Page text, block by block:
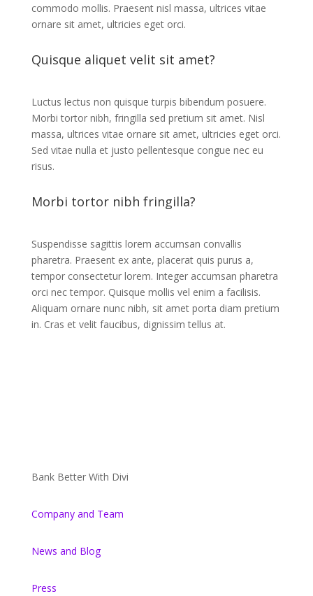
commodo mollis. Praesent nisl massa, ultrices vitae
ornare sit amet, ultricies eget orci.
Quisque aliquet velit sit amet?
Luctus lectus non quisque turpis bibendum posuere.
Morbi tortor nibh, fringilla sed pretium sit amet. Nisl
massa, ultrices vitae ornare sit amet, ultricies eget orci.
Sed vitae nulla et justo pellentesque congue nec eu
risus.
Morbi tortor nibh fringilla?
Suspendisse sagittis lorem accumsan convallis
pharetra. Praesent ex ante, placerat quis purus a,
tempor consectetur lorem. Integer accumsan pharetra
orci nec tempor. Quisque mollis vel enim a facilisis.
Aliquam ornare nunc nibh, sit amet porta diam pretium
in. Cras et velit faucibus, dignissim tellus at.
Bank Better With Divi
Company and Team
News and Blog
Press